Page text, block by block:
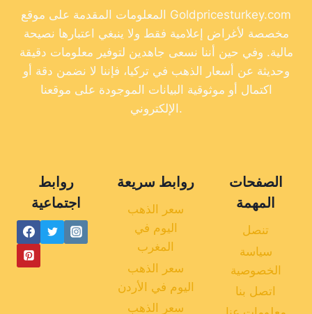
المعلومات المقدمة على موقع Goldpricesturkey.com
مخصصة لأغراض إعلامية فقط ولا ينبغي اعتبارها نصيحة
مالية. وفي حين أننا نسعى جاهدين لتوفير معلومات دقيقة
وحديثة عن أسعار الذهب في تركيا، فإننا لا نضمن دقة أو
اكتمال أو موثوقية البيانات الموجودة على موقعنا
الإلكتروني.
روابط
اجتماعية
روابط سريعة
سعر الذهب
اليوم في
المغرب
سعر الذهب
اليوم في الأردن
سعر الذهب
الصفحات
المهمة
تنصل
سياسة
الخصوصية
اتصل بنا